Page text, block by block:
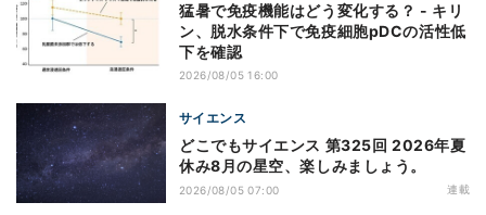
猛暑で免疫機能はどう変化する？ - キリ
ン、脱水条件下で免疫細胞pDCの活性低
下を確認
2026/08/05 16:00
サイエンス
どこでもサイエンス 第325回 2026年夏
休み8月の星空、楽しみましょう。
2026/08/05 07:00 連載